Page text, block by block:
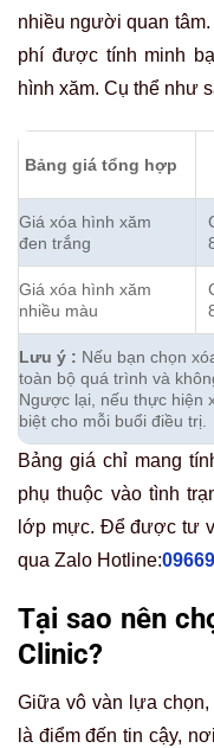
nhiều người quan
phí được tính minh
hình xăm. Cụ thể như
Bảng giá tổng hợp
Giá xóa hình xăm
đen trắng
Giá xóa hình xăm
nhiều màu
Lưu ý : Nếu bạn chọn
toàn bộ quá trình và
Ngược lại, nếu thực hiện
biệt cho mỗi buổi điều trị.
Bảng giá chỉ mang
phụ thuộc vào tình
lớp mực. Để được tư
qua Zalo Hotline:
Tại sao nên
Clinic?
Giữa vô vàn lựa
là điểm đến tin cậy,